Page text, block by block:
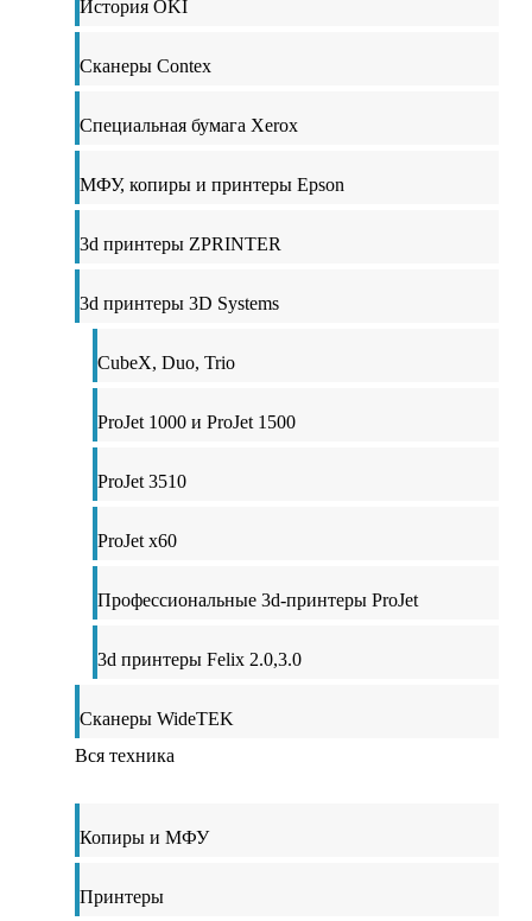
История OKI
Сканеры Contex
Специальная бумага Xerox
МФУ, копиры и принтеры Epson
3d принтеры ZPRINTER
3d принтеры 3D Systems
CubeX, Duo, Trio
ProJet 1000 и ProJet 1500
ProJet 3510
ProJet x60
Профессиональные 3d-принтеры ProJet
3d принтеры Felix 2.0,3.0
Сканеры WideTEK
Вся техника
Копиры и МФУ
Принтеры